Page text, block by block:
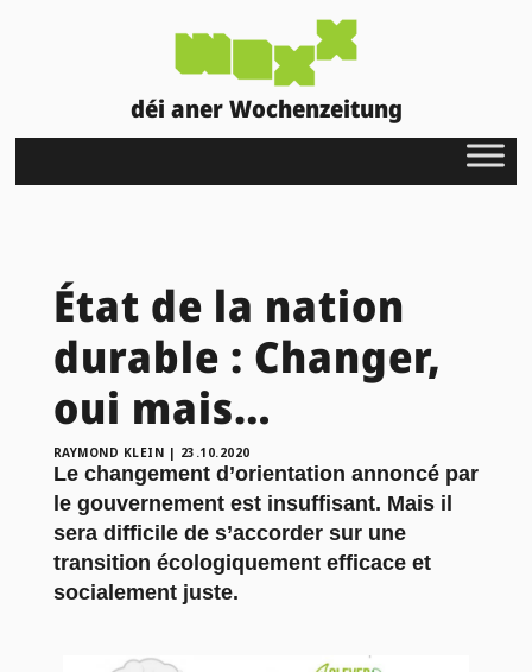
déi aner Wochenzeitung
État de la nation
durable : Changer,
oui mais…
RAYMOND KLEIN | 23.10.2020
Le changement d’orientation annoncé par
le gouvernement est insuffisant. Mais il
sera difficile de s’accorder sur une
transition écologiquement efficace et
socialement juste.